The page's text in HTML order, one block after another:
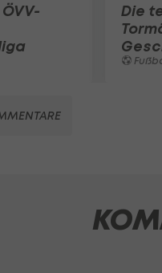
Die